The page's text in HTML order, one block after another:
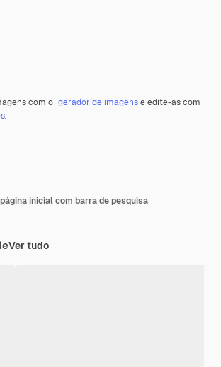
com o gerador de imagense edite-as com
.
inicial com barra de pesquisa
Ver tudo